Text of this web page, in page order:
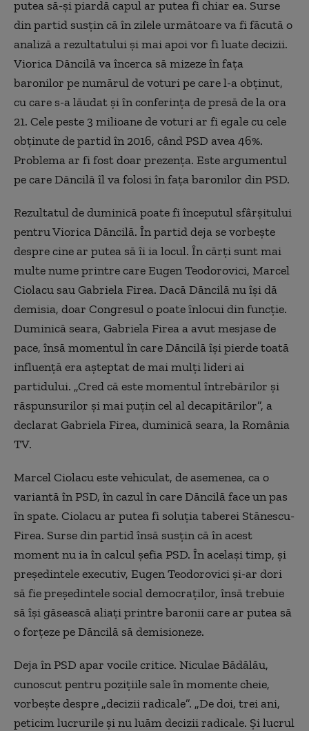
putea să-și piardă capul ar putea fi chiar ea. Surse
din partid susțin că în zilele următoare va fi făcută o
analiză a rezultatului și mai apoi vor fi luate decizii.
Viorica Dăncilă va încerca să mizeze în fața
baronilor pe numărul de voturi pe care l-a obținut,
cu care s-a lăudat și în conferința de presă de la ora
21. Cele peste 3 milioane de voturi ar fi egale cu cele
obținute de partid în 2016, când PSD avea 46%.
Problema ar fi fost doar prezența. Este argumentul
pe care Dăncilă îl va folosi în fața baronilor din PSD.
Rezultatul de duminică poate fi începutul sfârșitului
pentru Viorica Dăncilă. În partid deja se vorbește
despre cine ar putea să îi ia locul. În cărți sunt mai
multe nume printre care Eugen Teodorovici, Marcel
Ciolacu sau Gabriela Firea. Dacă Dăncilă nu își dă
demisia, doar Congresul o poate înlocui din funcție.
Duminică seara, Gabriela Firea a avut mesjase de
pace, însă momentul în care Dăncilă își pierde toată
influență era așteptat de mai mulți lideri ai
partidului. „Cred că este momentul întrebărilor și
răspunsurilor și mai puțin cel al decapitărilor”, a
declarat Gabriela Firea, duminică seara, la România
TV.
Marcel Ciolacu este vehiculat, de asemenea, ca o
variantă în PSD, în cazul în care Dăncilă face un pas
în spate. Ciolacu ar putea fi soluția taberei Stănescu-
Firea. Surse din partid însă susțin că în acest
moment nu ia în calcul șefia PSD. În același timp, și
președintele executiv, Eugen Teodorovici și-ar dori
să fie președintele social democraților, însă trebuie
să își găsească aliați printre baronii care ar putea să
o forțeze pe Dăncilă să demisioneze.
Deja în PSD apar vocile critice. Niculae Bădălău,
cunoscut pentru pozițiile sale în momente cheie,
vorbește despre „decizii radicale”. „De doi, trei ani,
peticim lucrurile și nu luăm decizii radicale. Și lucrul